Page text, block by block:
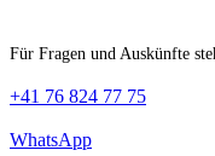
Für Fragen und Auskünfte
+41 76 824 77 75
WhatsApp